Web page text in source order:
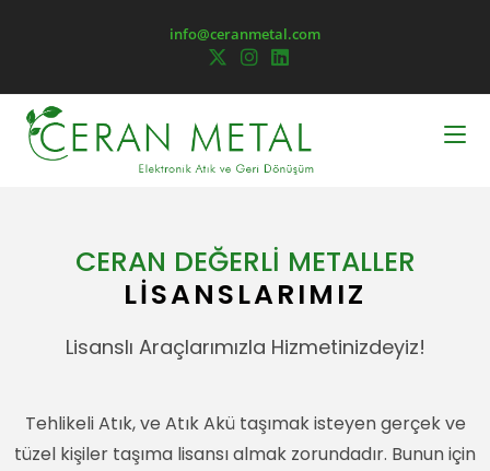
info@ceranmetal.com
CERAN DEĞERLİ METALLER
LİSANSLARIMIZ
Lisanslı Araçlarımızla Hizmetinizdeyiz!
Tehlikeli Atık, ve Atık Akü taşımak isteyen gerçek ve
tüzel kişiler taşıma lisansı almak zorundadır. Bunun için